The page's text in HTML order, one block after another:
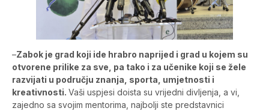
–Zabok je grad koji ide hrabro naprijed i grad u kojem su
otvorene prilike za sve, pa tako i za učenike koji se žele
razvijati u području znanja, sporta, umjetnosti i
kreativnosti. Vaši uspjesi doista su vrijedni divljenja, a vi,
zajedno sa svojim mentorima, najbolji ste predstavnici